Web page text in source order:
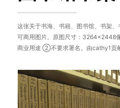
这张关于书海、书籍、图书馆、书架
可商用图片。原图尺寸：
商业用途 ②不要求署名。由cathy1贡